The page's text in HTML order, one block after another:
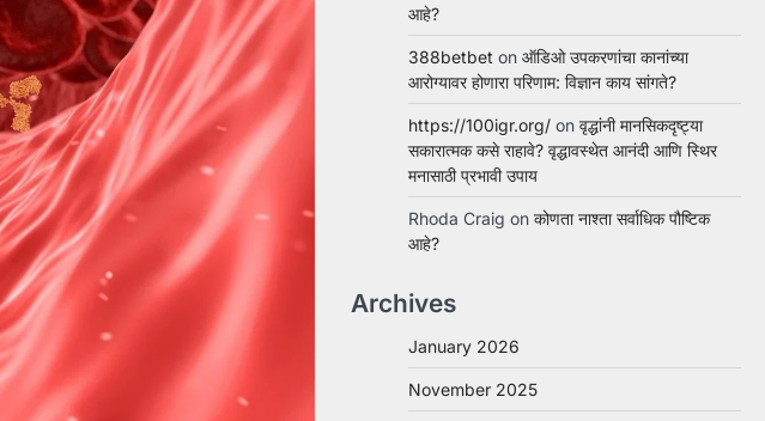
आहे?
388betbet on ऑडिओ उपकरणांचा कानांच्या
आरोग्यावर होणारा परिणाम: विज्ञान काय सांगते?
https://100igr.org/ on वृद्धांनी मानसिकदृष्ट्या
सकारात्मक कसे राहावे? वृद्धावस्थेत आनंदी आणि स्थिर
मनासाठी प्रभावी उपाय
Rhoda Craig on कोणता नाश्ता सर्वाधिक पौष्टिक
आहे?
Archives
January 2026
November 2025